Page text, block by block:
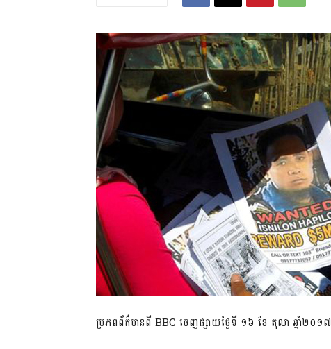
ប្រភពព័ត៌មានពី BBC ចេញផ្សាយថ្ងៃទី ១៦ ខែ តុលា ឆ្នាំ២០១៧